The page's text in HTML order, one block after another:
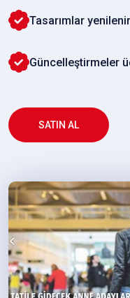
Tasarımlar yenilenir
Güncelleştirmeler
SATIN AL